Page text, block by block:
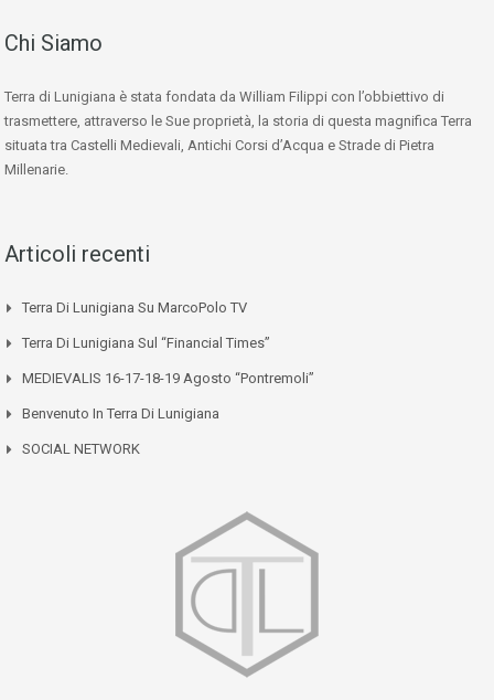
Chi Siamo
Terra di Lunigiana è stata fondata da William Filippi con l’obbiettivo di
trasmettere, attraverso le Sue proprietà, la storia di questa magnifica Terra
situata tra Castelli Medievali, Antichi Corsi d’Acqua e Strade di Pietra
Millenarie.
Articoli recenti
Terra Di Lunigiana Su MarcoPolo TV
Terra Di Lunigiana Sul “Financial Times”
MEDIEVALIS 16-17-18-19 Agosto “Pontremoli”
Benvenuto In Terra Di Lunigiana
SOCIAL NETWORK